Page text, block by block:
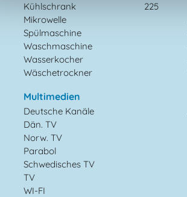
Kühlschrank
225
Mikrowelle
Spülmaschine
Waschmaschine
Wasserkocher
Wäschetrockner
Multimedien
Deutsche Kanäle
Dän. TV
Norw. TV
Parabol
Schwedisches TV
TV
WI-FI